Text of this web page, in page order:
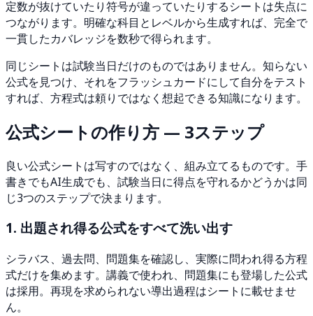
定数が抜けていたり符号が違っていたりするシートは失点に
つながります。明確な科目とレベルから生成すれば、完全で
一貫したカバレッジを数秒で得られます。
同じシートは試験当日だけのものではありません。知らない
公式を見つけ、それをフラッシュカードにして自分をテスト
すれば、方程式は頼りではなく想起できる知識になります。
公式シートの作り方 — 3ステップ
良い公式シートは写すのではなく、組み立てるものです。手
書きでもAI生成でも、試験当日に得点を守れるかどうかは同
じ3つのステップで決まります。
1. 出題され得る公式をすべて洗い出す
シラバス、過去問、問題集を確認し、実際に問われ得る方程
式だけを集めます。講義で使われ、問題集にも登場した公式
は採用。再現を求められない導出過程はシートに載せませ
ん。